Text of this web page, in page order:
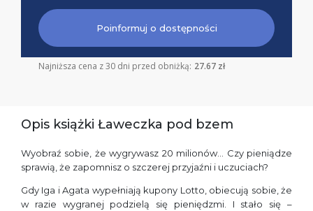
Poinformuj o dostępności
Najniższa cena z 30 dni przed obniżką: 27.67 zł
Opis książki Ławeczka pod bzem
Wyobraź sobie, że wygrywasz 20 milionów… Czy pieniądze
sprawią, że zapomnisz o szczerej przyjaźni i uczuciach?
Gdy Iga i Agata wypełniają kupony Lotto, obiecują sobie, że
w razie wygranej podzielą się pieniędzmi. I stało się –